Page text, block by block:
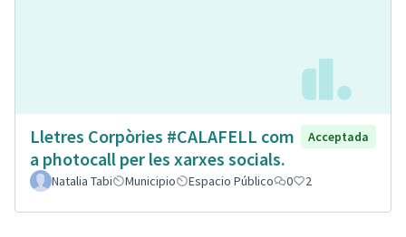
Lletres Corpòries #CALAFELL com
a photocall per les xarxes socials.
Acceptada
Natalia Tabi Municipio Espacio Público 0 2